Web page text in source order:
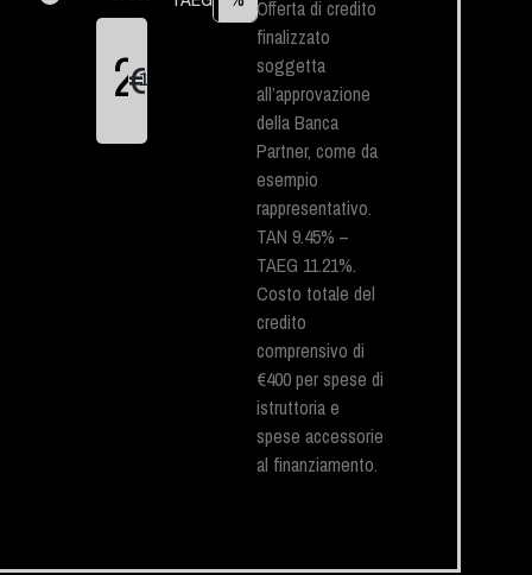
€
1
Offerta di credito
finalizzato
soggetta
all’approvazione
della Banca
Partner, come da
esempio
rappresentativo.
TAN 9.45% –
TAEG 11.21%.
Costo totale del
credito
comprensivo di
€400 per spese di
istruttoria e
spese accessorie
al finanziamento.